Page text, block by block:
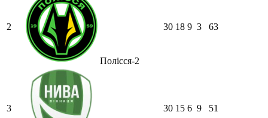
2
Полісся-2
30 18 9 3 63
3 30 15 6 9 51